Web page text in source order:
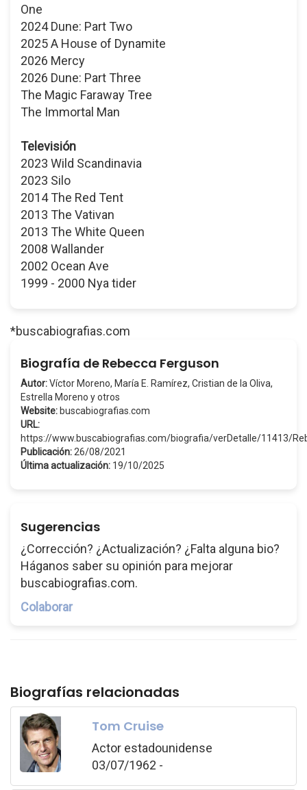
One
2024 Dune: Part Two
2025 A House of Dynamite
2026 Mercy
2026 Dune: Part Three
The Magic Faraway Tree
The Immortal Man
Televisión
2023 Wild Scandinavia
2023 Silo
2014 The Red Tent
2013 The Vativan
2013 The White Queen
2008 Wallander
2002 Ocean Ave
1999 - 2000 Nya tider
*buscabiografias.com
Biografía de Rebecca Ferguson
Autor:Víctor Moreno, María E. Ramírez, Cristian de la Oliva,
Estrella Moreno y otros
Website: buscabiografias.com
URL:
https://www.buscabiografias.com/biografia/verDetalle/11413/
Publicación: 26/08/2021
Última actualización: 19/10/2025
Sugerencias
¿Corrección? ¿Actualización? ¿Falta alguna bio?
Háganos saber su opinión para mejorar
buscabiografias.com.
Colaborar
Biografías relacionadas
Tom Cruise
Actor estadounidense
03/07/1962 -